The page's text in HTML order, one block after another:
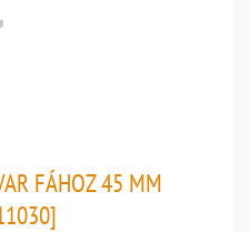
FÁHOZ 45 MM